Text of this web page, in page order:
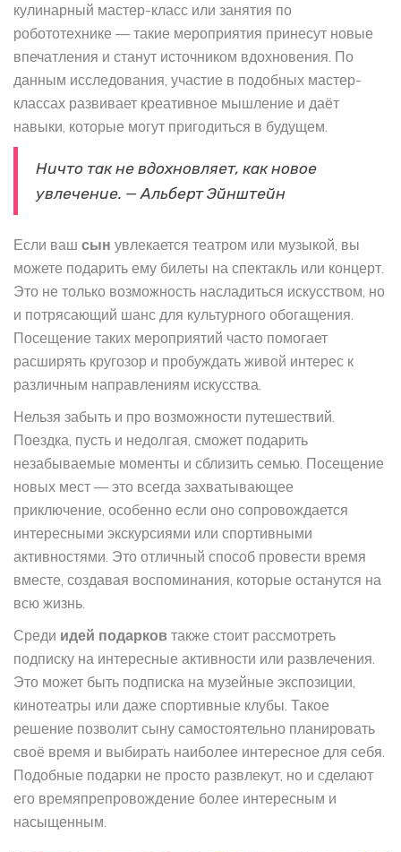
кулинарный мастер-класс или занятия по
робототехнике — такие мероприятия принесут новые
впечатления и станут источником вдохновения. По
данным исследования, участие в подобных мастер-
классах развивает креативное мышление и даёт
навыки, которые могут пригодиться в будущем.
Ничто так не вдохновляет, как новое
увлечение. — Альберт Эйнштейн
Если ваш сын увлекается театром или музыкой, вы
можете подарить ему билеты на спектакль или концерт.
Это не только возможность насладиться искусством, но
и потрясающий шанс для культурного обогащения.
Посещение таких мероприятий часто помогает
расширять кругозор и пробуждать живой интерес к
различным направлениям искусства.
Нельзя забыть и про возможности путешествий.
Поездка, пусть и недолгая, сможет подарить
незабываемые моменты и сблизить семью. Посещение
новых мест — это всегда захватывающее
приключение, особенно если оно сопровождается
интересными экскурсиями или спортивными
активностями. Это отличный способ провести время
вместе, создавая воспоминания, которые останутся на
всю жизнь.
Среди идей подарков также стоит рассмотреть
подписку на интересные активности или развлечения.
Это может быть подписка на музейные экспозиции,
кинотеатры или даже спортивные клубы. Такое
решение позволит сыну самостоятельно планировать
своё время и выбирать наиболее интересное для себя.
Подобные подарки не просто развлекут, но и сделают
его времяпрепровождение более интересным и
насыщенным.